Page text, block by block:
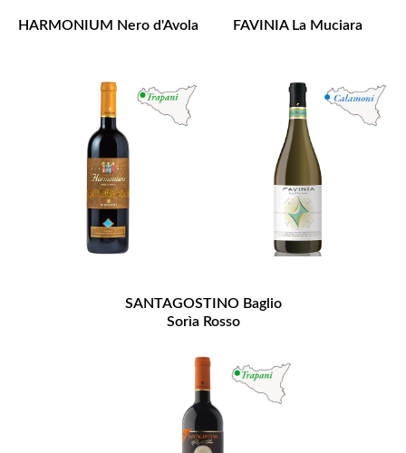
HARMONIUM Nero d'Avola FAVINIA La Muciara
SANTAGOSTINO Baglio
Sorìa Rosso